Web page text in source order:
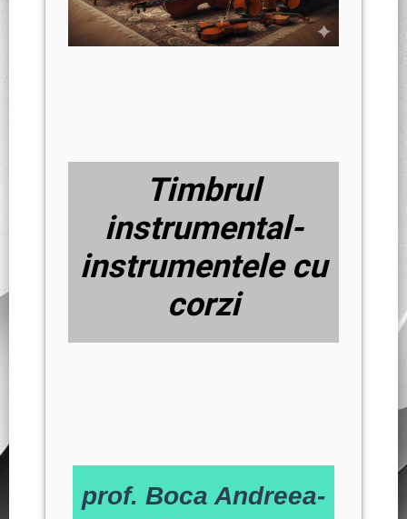
Timbrul
instrumental-
instrumentele cu
corzi
prof. Boca Andreea-